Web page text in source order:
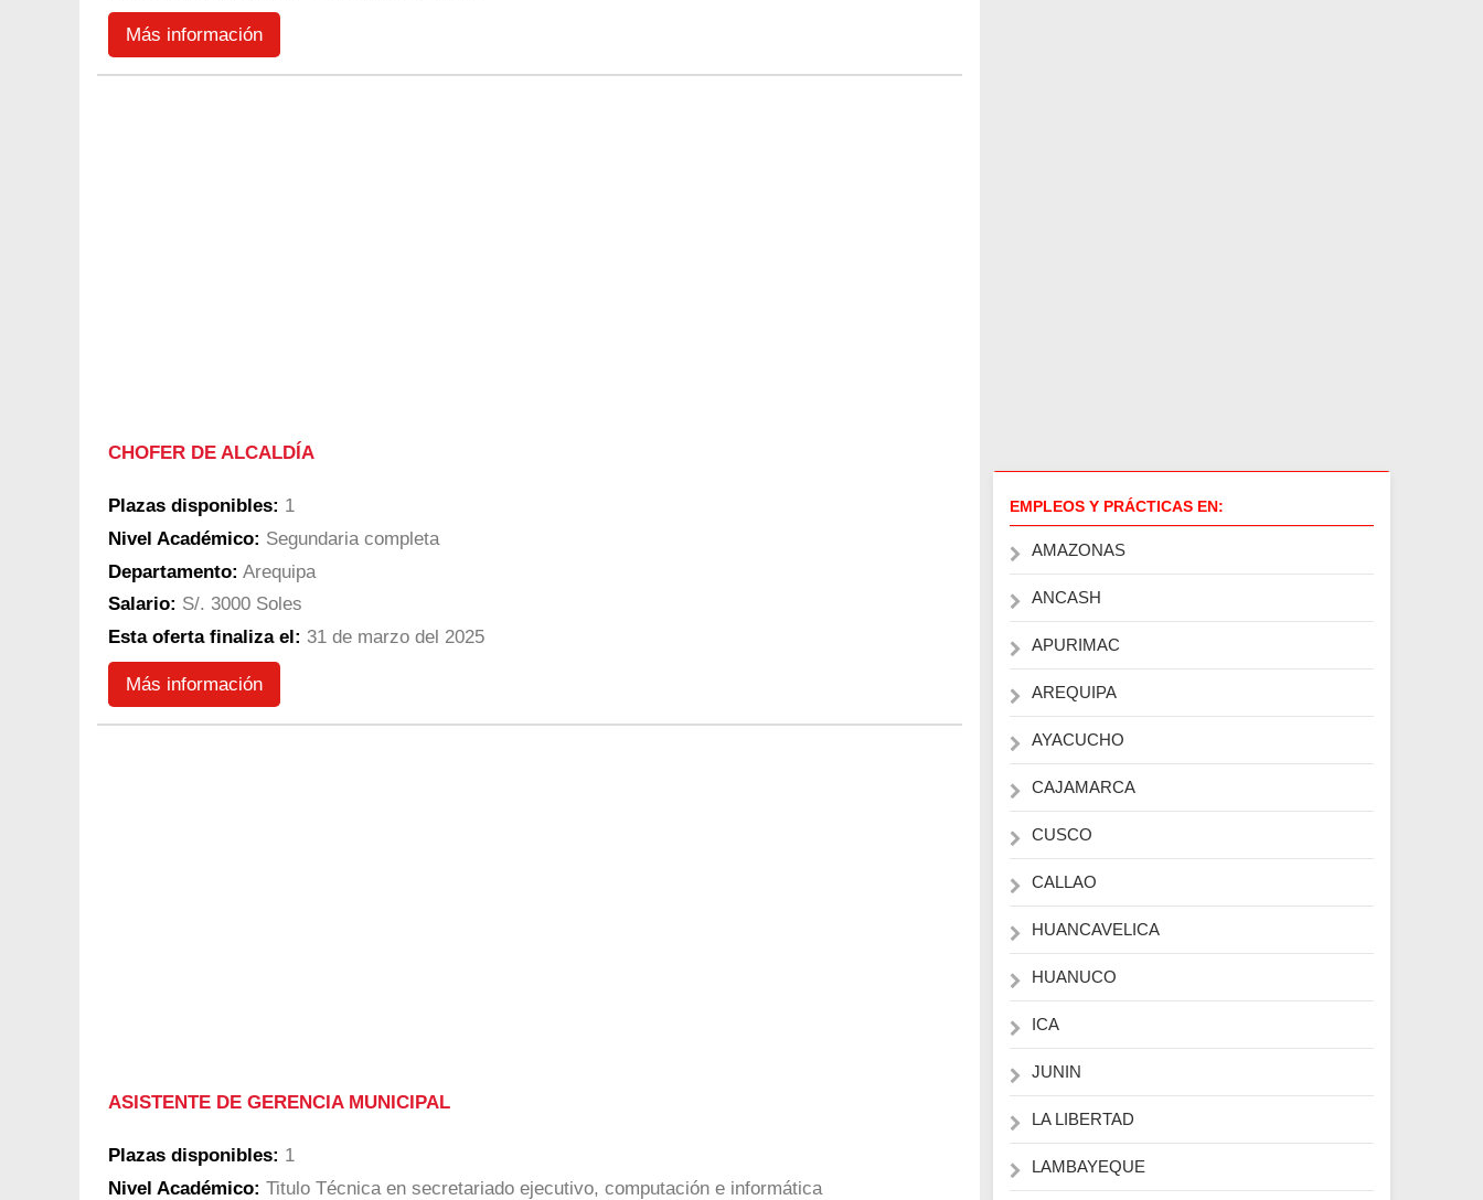
Más información
CHOFER DE ALCALDÍA
Plazas disponibles: 1
Nivel Académico: Segundaria completa
Departamento: Arequipa
Salario: S/. 3000 Soles
Esta oferta finaliza el: 31 de marzo del 2025
Más información
ASISTENTE DE GERENCIA MUNICIPAL
Plazas disponibles: 1
Nivel Académico: Titulo Técnica en secretariado ejecutivo, computación e informática
EMPLEOS Y PRÁCTICAS EN:
AMAZONAS
ANCASH
APURIMAC
AREQUIPA
AYACUCHO
CAJAMARCA
CUSCO
CALLAO
HUANCAVELICA
HUANUCO
ICA
JUNIN
LA LIBERTAD
LAMBAYEQUE